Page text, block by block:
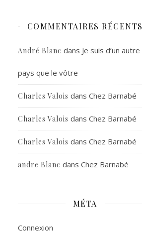
COMMENTAIRES RÉCENTS
André Blanc dans Je suis d’un autre
pays que le vôtre
Charles Valois dans Chez Barnabé
Charles Valois dans Chez Barnabé
Charles Valois dans Chez Barnabé
andre Blanc dans Chez Barnabé
MÉTA
Connexion